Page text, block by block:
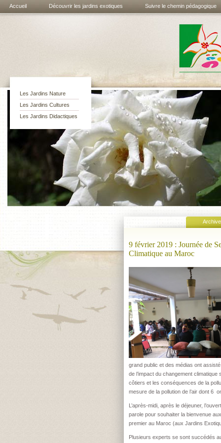
Accueil Découvrir les jardins exotiques Suivre le chemin pédagogique
Les jardins
exotiques de
Bouknadel
Les Jardins Nature
Les Jardins Cultures
Les Jardins Didactiques
9 février 2019 : Journée de
Climatique au Maroc
grand public et des médias ont
de l’impact du changement
côtiers et les conséquences de la
mesure de la pollution de l’air dont 6
L’après-midi, après le déjeuner,
parole pour souhaiter la bienvenue
premier au Maroc (aux Jardins
Plusieurs experts se sont succédés